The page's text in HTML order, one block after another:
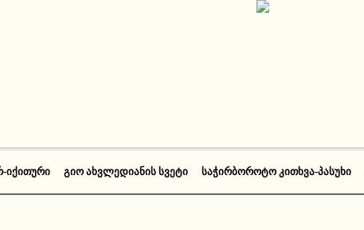
ᲘᲥᲘᲗᲣᲠᲘ ᲒᲘᲝ ᲐᲮᲕᲚᲔᲓᲘᲐᲜᲘᲡ ᲡᲕᲔᲢᲘ ᲡᲐᲭᲘᲠᲑᲝᲠᲝᲢᲝ ᲙᲘᲗᲮᲕᲐ-ᲞᲐᲡᲣᲮᲘ